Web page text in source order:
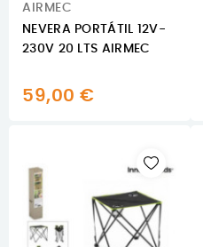
AIRMEC
NEVERA PORTÁTIL 12V-
230V 20 LTS AIRMEC
59,00 €